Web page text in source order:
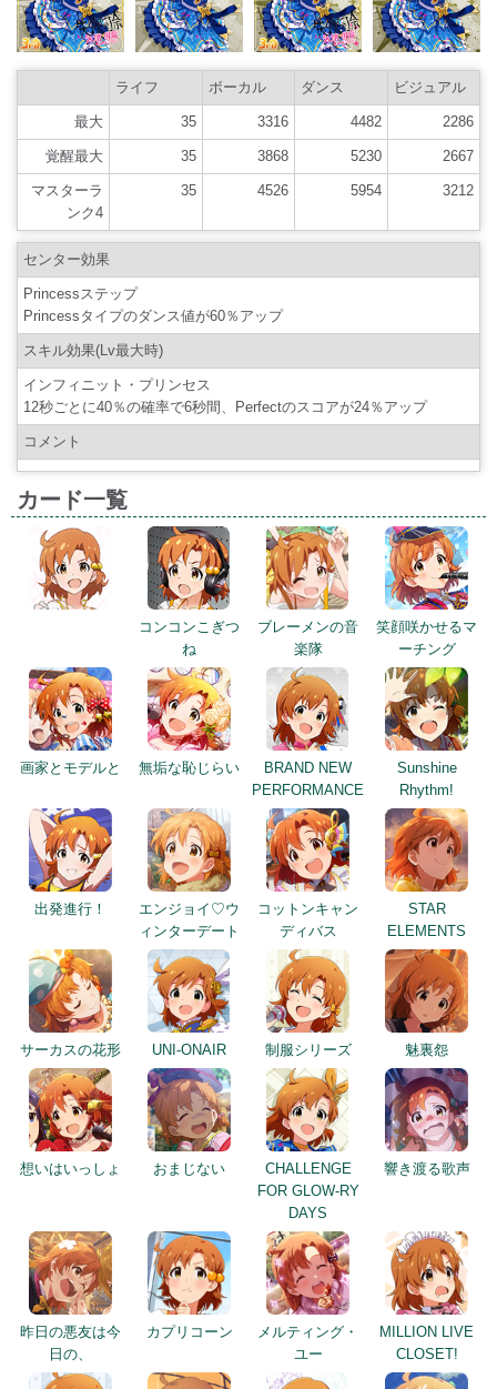
ライフ ボーカル ダンス ビジュアル
最大 35 3316 4482 2286
覚醒最大 35 3868 5230 2667
マスターラ
ンク4
35 4526 5954 3212
センター効果
Princessステップ
Princessタイプのダンス値が60％アップ
スキル効果(Lv最大時)
インフィニット・プリンセス
12秒ごとに40％の確率で6秒間、Perfectのスコアが24％アップ
コメント
カード一覧
コンコンこぎつ
ね
ブレーメンの音
楽隊
笑顔咲かせるマ
ーチング
画家とモデルと 無垢な恥じらい
BRAND NEW
PERFORMANCE
Sunshine
Rhythm!
出発進行！
エンジョイ♡ウ
ィンターデート
コットンキャン
ディバス
STAR
ELEMENTS
サーカスの花形 UNI-ONAIR 制服シリーズ 魅裏怨
想いはいっしょ おまじない
CHALLENGE
FOR GLOW-RY
DAYS
響き渡る歌声
昨日の悪友は今
日の、
カプリコーン
メルティング・
ユー
MILLION LIVE
CLOSET!